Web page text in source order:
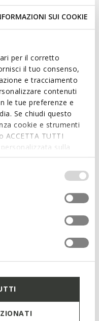
SUI COOKIE
per il corretto
il tuo consenso,
e tracciamento
contenuti
le tue preferenze e
Se chiudi questo
cookie e strumenti
TUTTI
sulla
quali cookies ed
Per maggiori
momento le
a low returns rate.
and comfort.
a slightly square toe,
superlative